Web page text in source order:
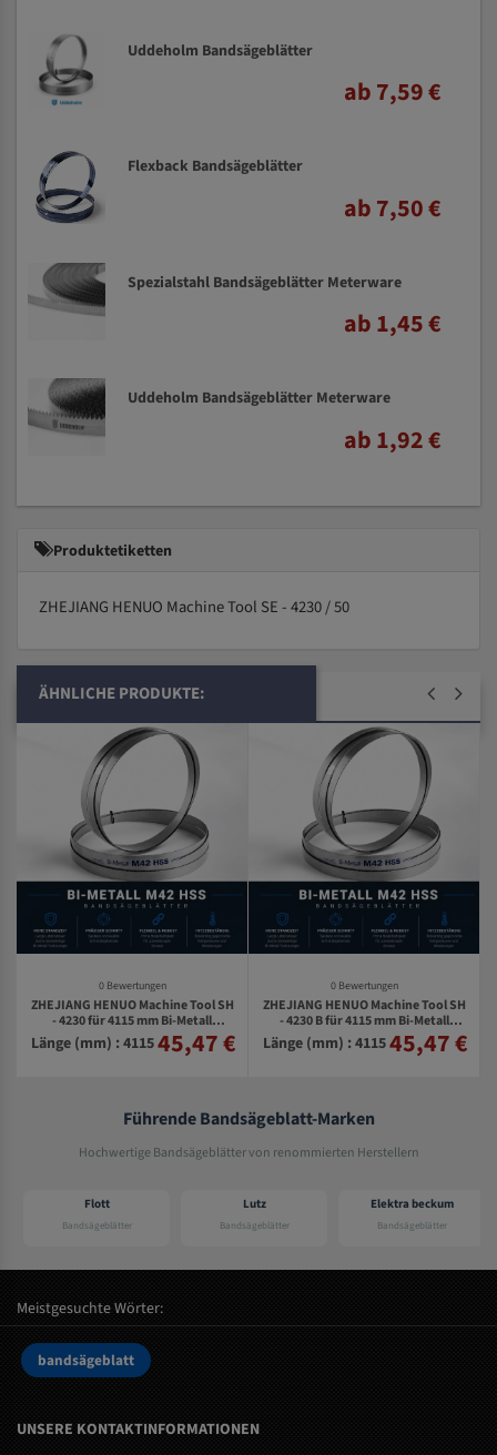
Uddeholm Bandsägeblätter
ab 7,59 €
Flexback Bandsägeblätter
ab 7,50 €
Spezialstahl Bandsägeblätter Meterware
ab 1,45 €
Uddeholm Bandsägeblätter Meterware
ab 1,92 €
Produktetiketten
ZHEJIANG HENUO Machine Tool SE - 4230 / 50
ÄHNLICHE PRODUKTE:
0 Bewertungen
ZHEJIANG HENUO Machine Tool SH
- 4230 für 4115 mm Bi-Metall
Bandsägeblätter
Länge (mm) : 411545,47 €
0 Bewertungen
ZHEJIANG HENUO Machine Tool SH
- 4230 B für 4115 mm Bi-Metall
Bandsägeblätter
Länge (mm) : 411545,47 €
Führende Bandsägeblatt-Marken
Hochwertige Bandsägeblätter von renommierten Herstellern
Flott
Bandsägeblätter
Lutz
Bandsägeblätter
Elektra beckum
Bandsägeblätter
Meistgesuchte Wörter:
bandsägeblatt
UNSERE KONTAKTINFORMATIONEN